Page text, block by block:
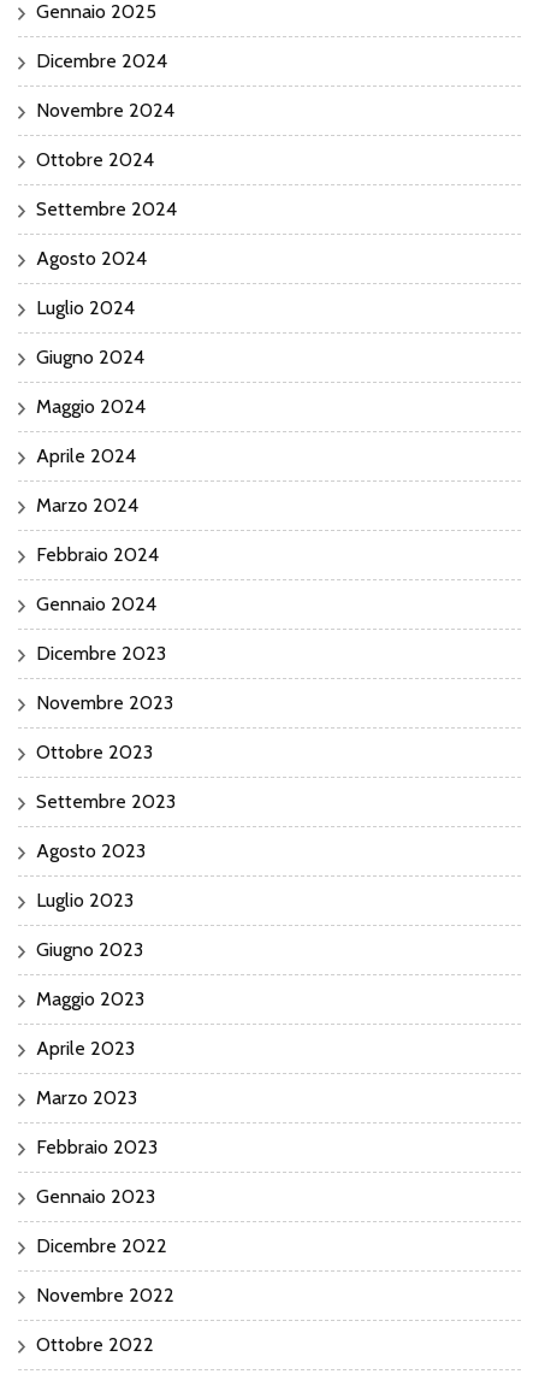
Gennaio 2025
Dicembre 2024
Novembre 2024
Ottobre 2024
Settembre 2024
Agosto 2024
Luglio 2024
Giugno 2024
Maggio 2024
Aprile 2024
Marzo 2024
Febbraio 2024
Gennaio 2024
Dicembre 2023
Novembre 2023
Ottobre 2023
Settembre 2023
Agosto 2023
Luglio 2023
Giugno 2023
Maggio 2023
Aprile 2023
Marzo 2023
Febbraio 2023
Gennaio 2023
Dicembre 2022
Novembre 2022
Ottobre 2022